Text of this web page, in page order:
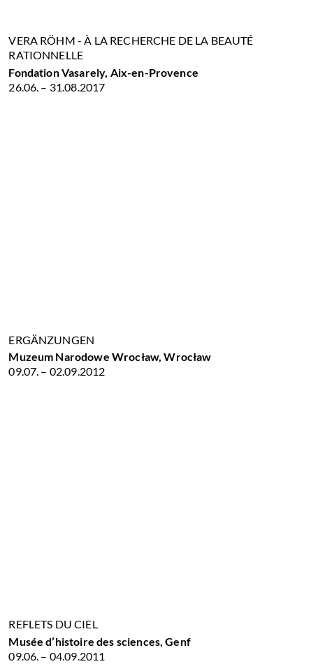
VERA RÖHM - À LA RECHERCHE DE LA BEAUTÉ
RATIONNELLE
Fondation Vasarely, Aix-en-Provence
26.06. – 31.08.2017
ERGÄNZUNGEN
Muzeum Narodowe Wrocław, Wrocław
09.07. – 02.09.2012
REFLETS DU CIEL
Musée d’histoire des sciences, Genf
09.06. – 04.09.2011